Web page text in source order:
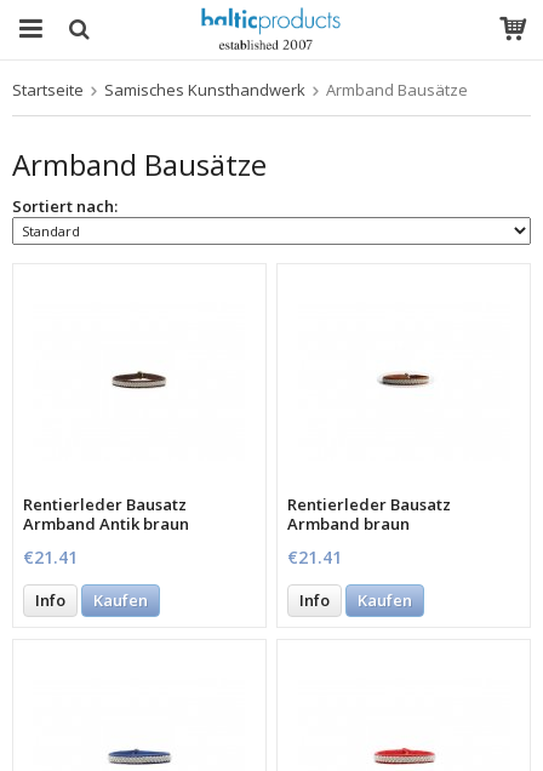
Startseite Samisches Kunsthandwerk Armband Bausätze
Armband Bausätze
Sortiert nach:
Rentierleder Bausatz
Armband Antik braun
€21.41
Info Kaufen
Rentierleder Bausatz
Armband braun
€21.41
Info Kaufen